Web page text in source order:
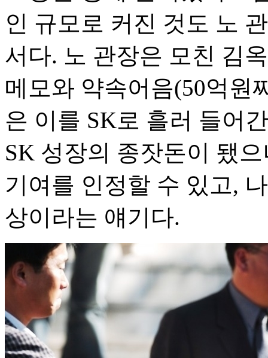
인 규모로 커진 것도 노
서다. 노 관장은 모친 김
메모와 약속어음(50억원
은 이를 SK로 흘러 들어
SK 성장의 종잣돈이 됐
기여를 인정할 수 있고,
상이라는 얘기다.